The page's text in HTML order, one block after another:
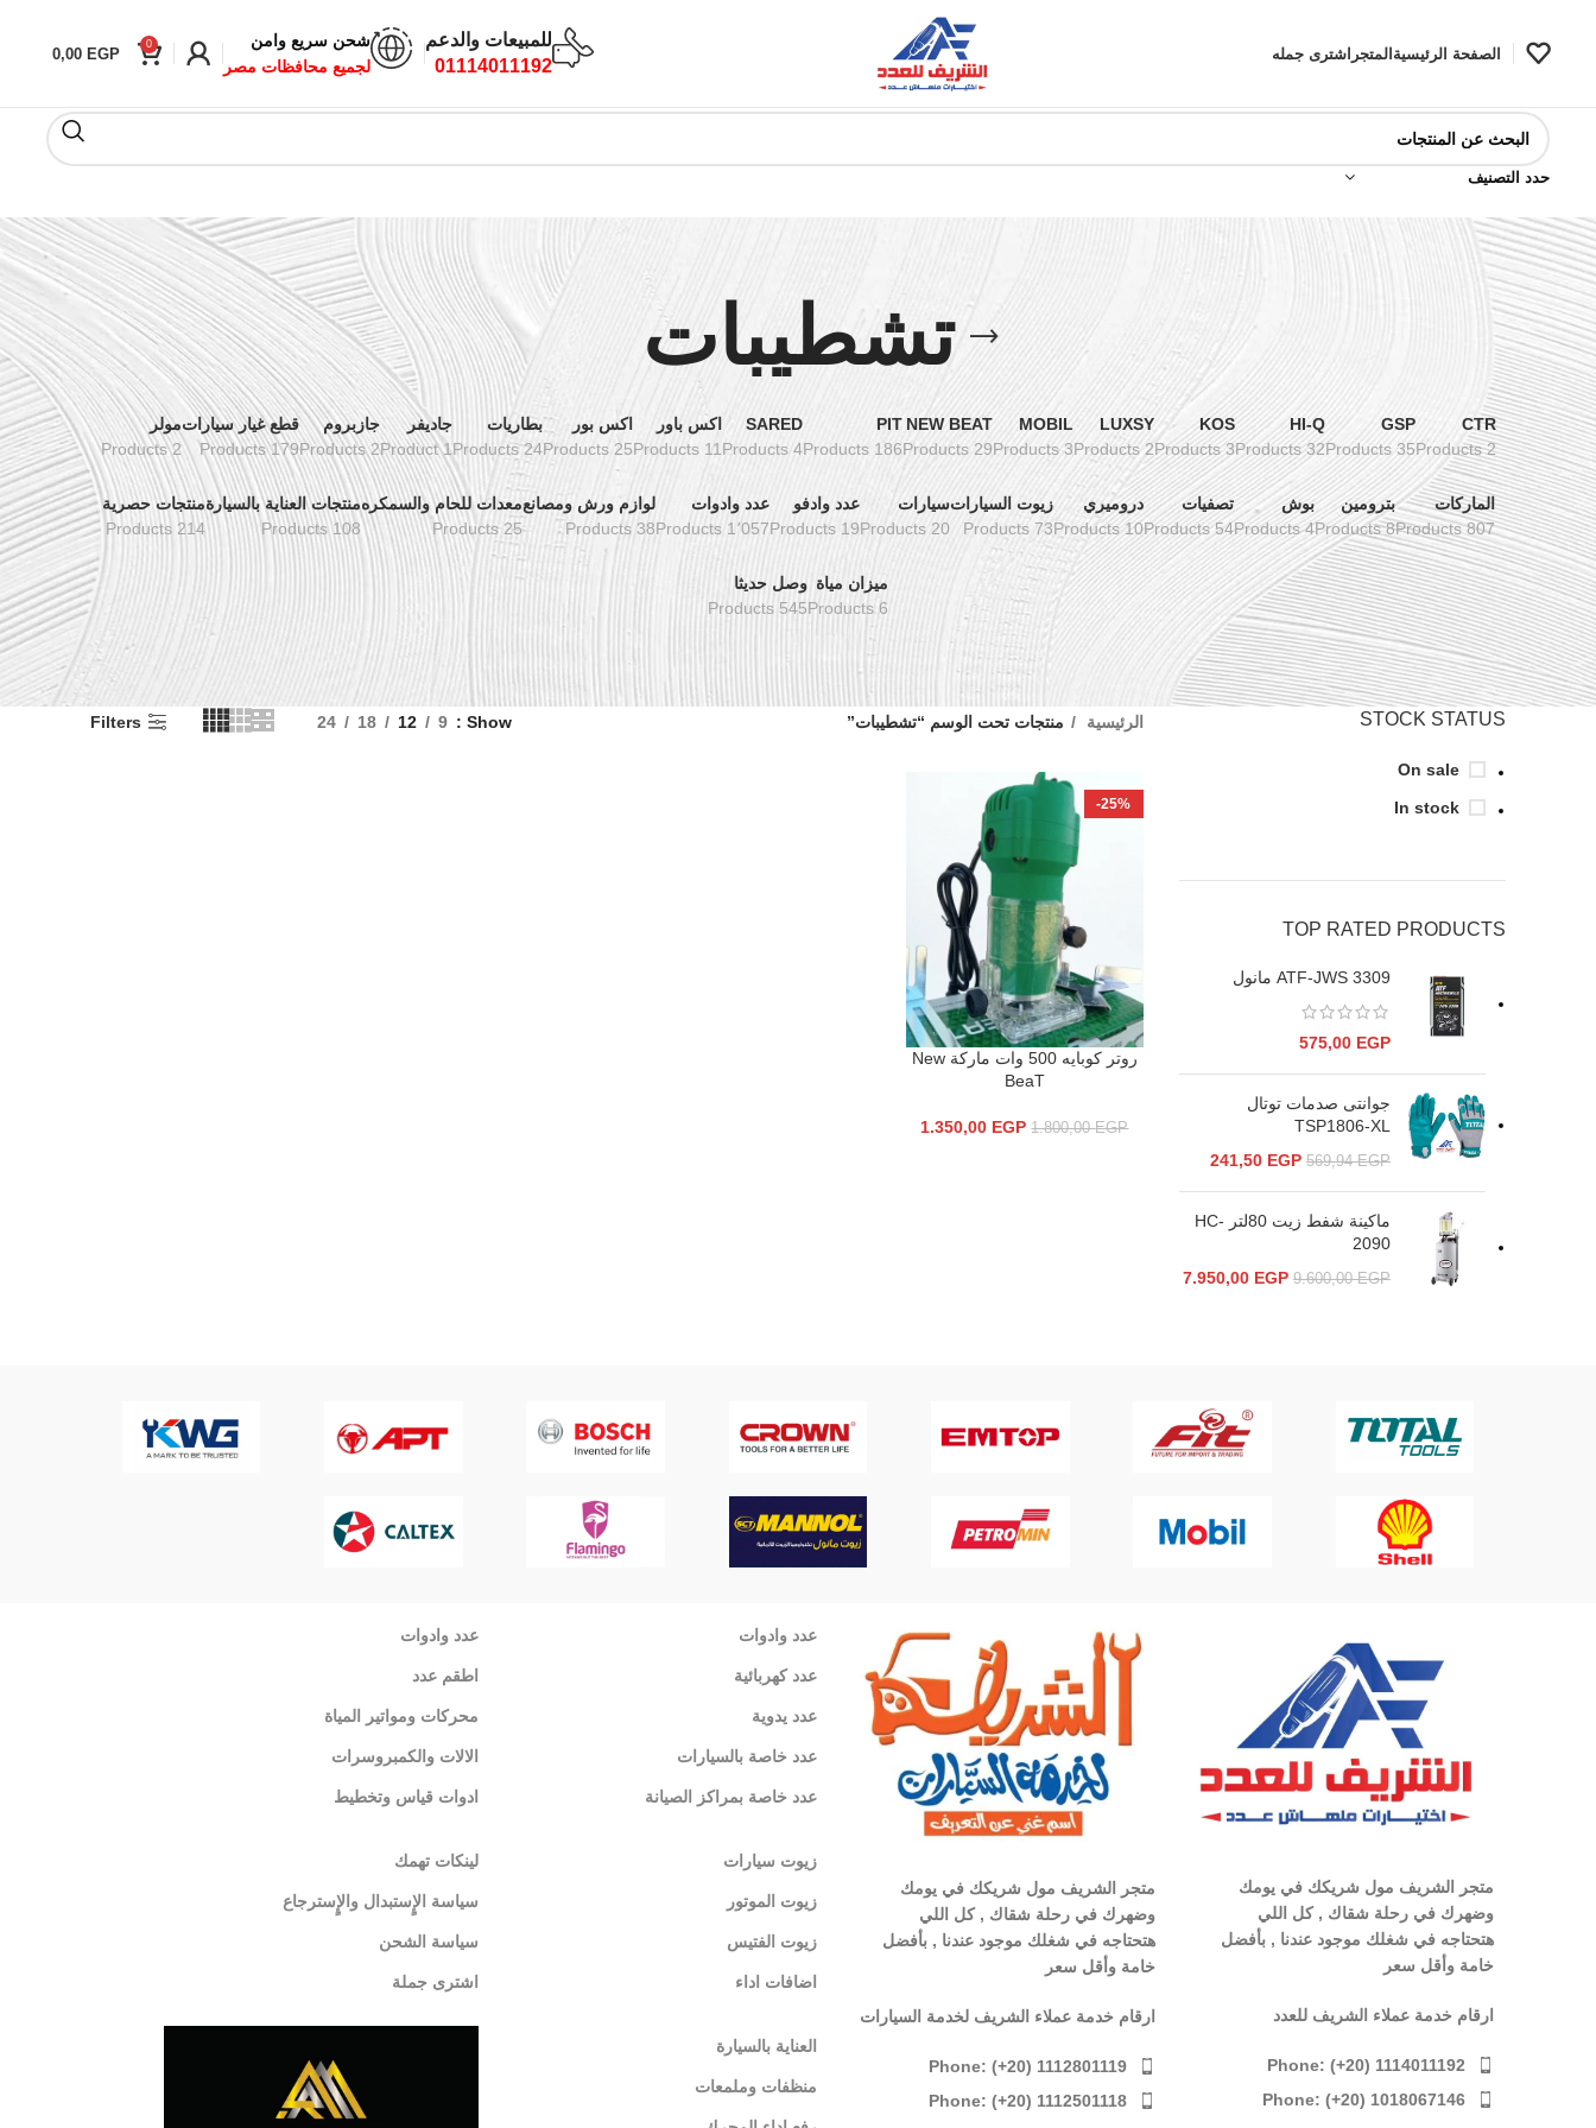
الصفحة الرئيسيةالمتجر اشترى جمله
للمبيعات والدعم
01114011192
شحن سريع وامن
لجميع محافظات مصر
0
0,00 EGP
حدد التصنيف
تشطيبات
CTR
2 Products
GSP
35 Products
HI-Q
32 Products
KOS
3 Products
LUXSY
2 Products
MOBIL
3 Products
NEW BEAT
29 Products
PIT
186 Products
SARED
4 Products
اكس باور
11 Products
اكس بور
25 Products
بطاريات
24 Products
جاديفر
1 Product
جازبروم
2 Products
قطع غيار سيارات
179 Products
مولر
2 Products
الماركات
807 Products
بترومين
8 Products
بوش
4 Products
تصفيات
54 Products
دروميري
10 Products
زيوت السيارات
73 Products
سيارات
20 Products
عدد وادفو
19 Products
عدد وادوات
1٬057 Products
لوازم ورش ومصانع
38 Products
معدات للحام والسمكره
25 Products
منتجات العناية بالسيارة
108 Products
منتجات حصرية
214 Products
ميزان مياة
6 Products
وصل حديثا
545 Products
STOCK STATUS
On sale
In stock
TOP RATED PRODUCTS
ATF-JWS 3309 مانول
575,00 EGP
جوانتى صدمات توتال
TSP1806-XL
569,94EGP
241,50 EGP
ماكينة شفط زيت 80لتر HC-
2090
9.600,00EGP
7.950,00 EGP
الرئيسية منتجات تحت الوسم “تشطيبات” Show
9
12
18
24
Filters
-25%
إضافة إلى السلة
روتر كوبايه 500 وات ماركة New
BeaT
1.800,00EGP
1.350,00 EGP
متجر الشريف مول شريكك في يومك
وضهرك في رحلة شقاك , كل اللي
هتحتاجه في شغلك موجود عندنا , بأفضل
خامة وأقل سعر
ارقام خدمة عملاء الشريف للعدد
Phone: (+20) 1114011192
Phone: (+20) 1018067146
متجر الشريف مول شريكك في يومك
وضهرك في رحلة شقاك , كل اللي
هتحتاجه في شغلك موجود عندنا , بأفضل
خامة وأقل سعر
ارقام خدمة عملاء الشريف لخدمة السيارات
Phone: (+20) 1112801119
Phone: (+20) 1112501118
عدد وادوات
عدد كهربائية
عدد يدوية
عدد خاصة بالسيارات
عدد خاصة بمراكز الصيانة
زيوت سيارات
زيوت الموتور
زيوت الفتيس
اضافات اداء
العناية بالسيارة
منظفات وملمعات
عدد وادوات
اطقم عدد
محركات ومواتير المياة
الالات والكمبروسرات
ادوات قياس وتخطيط
لينكات تهمك
سياسة الإٍستبدال والإٍسترجاع
سياسة الشحن
اشترى جملة